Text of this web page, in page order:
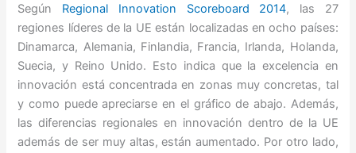
Según Regional Innovation Scoreboard 2014, las 27
regiones líderes de la UE están localizadas en ocho países:
Dinamarca, Alemania, Finlandia, Francia, Irlanda, Holanda,
Suecia, y Reino Unido. Esto indica que la excelencia en
innovación está concentrada en zonas muy concretas, tal
y como puede apreciarse en el gráfico de abajo. Además,
las diferencias regionales en innovación dentro de la UE
además de ser muy altas, están aumentado. Por otro lado,